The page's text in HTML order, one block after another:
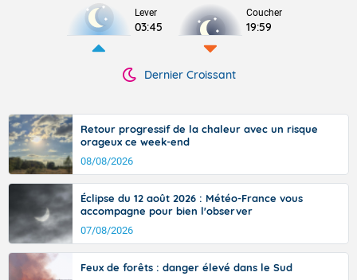
Lever
03:45
Coucher
19:59
Dernier Croissant
Retour progressif de la chaleur avec un risque
orageux ce week-end
08/08/2026
Éclipse du 12 août 2026 : Météo-France vous
accompagne pour bien l'observer
07/08/2026
Feux de forêts : danger élevé dans le Sud